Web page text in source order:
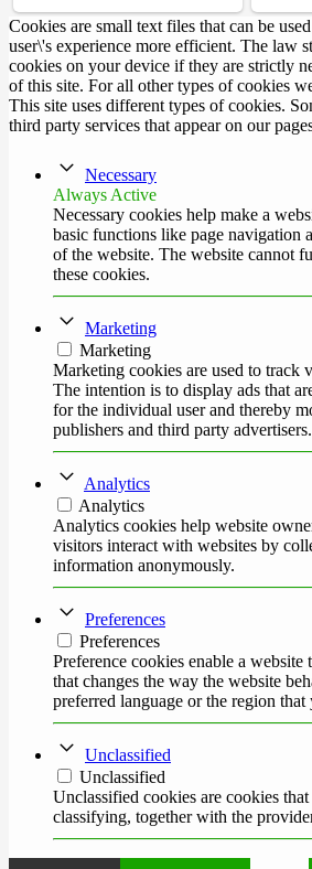
Cookies are small text files that can be
user\'s experience more efficient. The law
cookies on your device if they are strictly
of this site. For all other types of cookies
This site uses different types of cookies.
third party services that appear on our
Necessary
Always Active
Necessary cookies help make a
basic functions like page navigation
of the website. The website cannot
these cookies.
Marketing
Marketing
Marketing cookies are used to track
The intention is to display ads that
for the individual user and thereby
publishers and third party advertisers.
Analytics
Analytics
Analytics cookies help website
visitors interact with websites by
information anonymously.
Preferences
Preferences
Preference cookies enable a
that changes the way the website
preferred language or the region that
Unclassified
Unclassified
Unclassified cookies are cookies
classifying, together with the